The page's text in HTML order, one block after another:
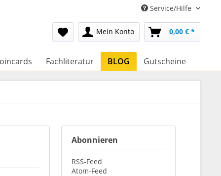
Service/Hilfe
Mein Konto 0,00 € *
Fachliteratur BLOG Gutscheine
Abonnieren
RSS-Feed
Atom-Feed